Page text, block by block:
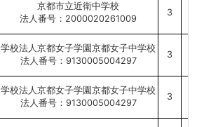
京都市立近衛中学校
法人番号：2000020261009
3
学校法人京都女子学園京都女子中学校
法人番号：9130005004297
3
学校法人京都女子学園京都女子中学校
法人番号：9130005004297
3